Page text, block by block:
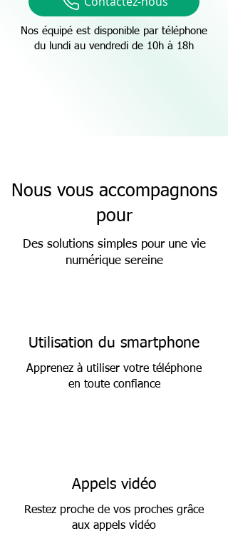
Nos équipé est disponible par téléphone
du lundi au vendredi de 10h à 18h
Nous vous accompagnons
pour
Des solutions simples pour une vie
numérique sereine
Utilisation du smartphone
Apprenez à utiliser votre téléphone
en toute confiance
Appels vidéo
Restez proche de vos proches grâce
aux appels vidéo